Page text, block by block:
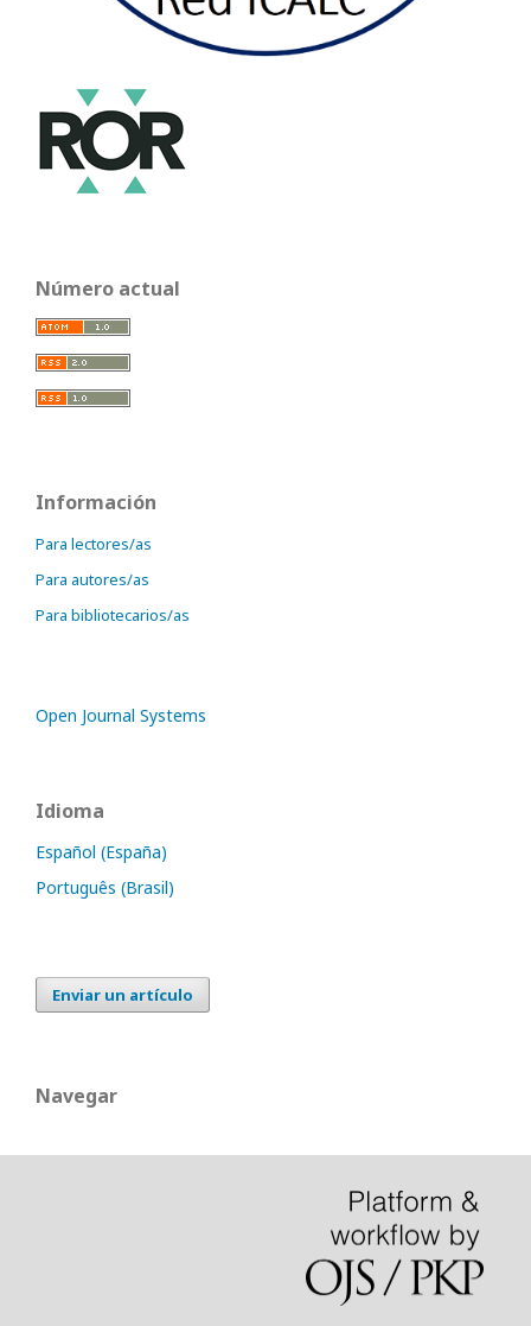
Número actual
Información
Para lectores/as
Para autores/as
Para bibliotecarios/as
Open Journal Systems
Idioma
Español (España)
Português (Brasil)
Enviar un artículo
Navegar